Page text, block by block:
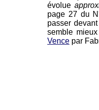
évolue
page 27 du
passer
semble
Vence par